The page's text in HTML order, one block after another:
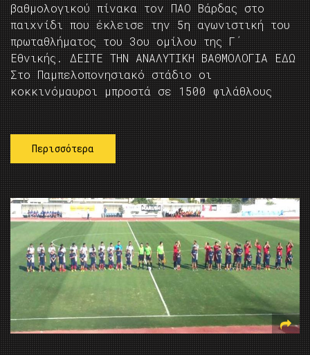
βαθμολογικού πίνακα τον ΠΑΟ Βάρδας στο
παιχνίδι που έκλεισε την 5η αγωνιστική του
πρωταθλήματος του 3ου ομίλου της Γ΄
Εθνικής. ΔΕΙΤΕ ΤΗΝ ΑΝΑΛΥΤΙΚΗ ΒΑΘΜΟΛΟΓΙΑ ΕΔΩ
Στο Παμπελοπονησιακό στάδιο οι
κοκκινόμαυροι μπροστά σε 1500 φιλάθλους
Περισσότερα